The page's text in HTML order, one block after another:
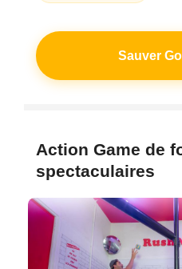
Sauver
Action Game de
spectaculaires